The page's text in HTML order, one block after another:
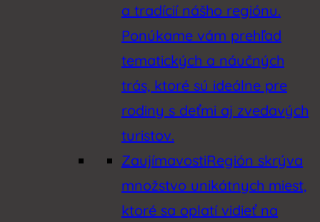
a tradícií nášho regiónu.
Ponúkame vám prehľad
tematických a náučných
trás, ktoré sú ideálne pre
rodiny s deťmi aj zvedavých
turistov.
ZaujímavostiRegión skrýva
množstvo unikátnych miest,
ktoré sa oplatí vidieť na